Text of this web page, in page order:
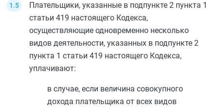
Плательщики, указанные в подпункте 2 пункта 1
статьи 419 настоящего Кодекса,
осуществляющие одновременно несколько
видов деятельности, указанных в подпункте 2
пункта 1 статьи 419 настоящего Кодекса,
уплачивают:
в случае, если величина совокупного
дохода плательщика от всех видов